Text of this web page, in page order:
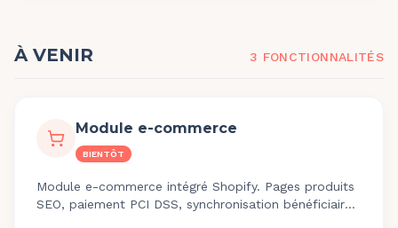
À VENIR 3 FONCTIONNALITÉS
Module e-commerce
BIENTÔT
Module e-commerce intégré Shopify. Pages produits
SEO, paiement PCI DSS, synchronisation bénéficiaire,